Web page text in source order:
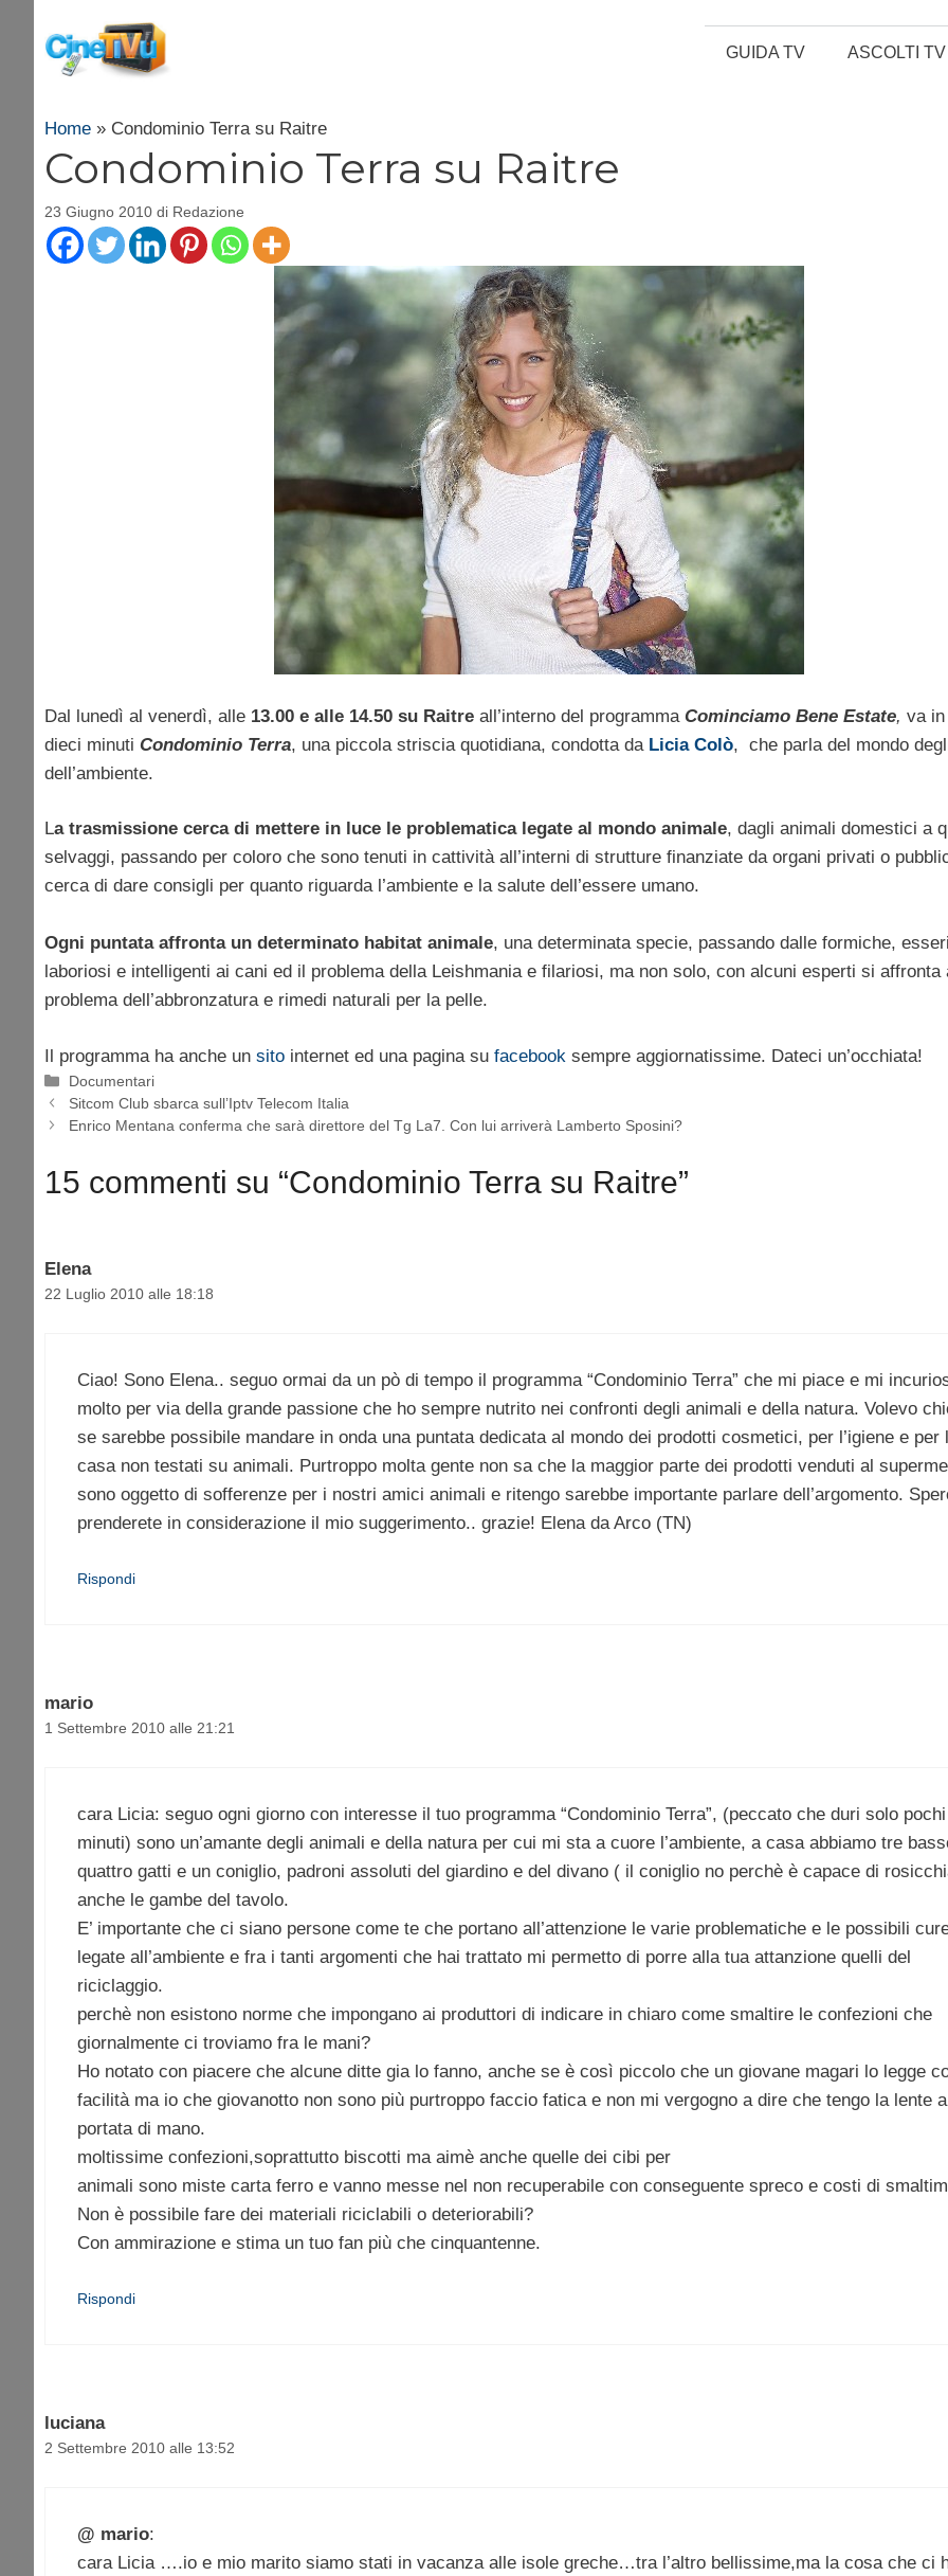
contenuto
GUIDA TV ASCOLTI TV
Home » Condominio Terra su Raitre
Condominio Terra su Raitre
23 Giugno 2010 di Redazione
Dal lunedì al venerdì, alle 13.00 e alle 14.50 su Raitre all’interno del programma Cominciamo Bene Estate, va
dieci minuti Condominio Terra, una piccola striscia quotidiana, condotta da Licia Colò, che parla del mondo
dell’ambiente.
La trasmissione cerca di mettere in luce le problematica legate al mondo animale, dagli animali domestici a
selvaggi, passando per coloro che sono tenuti in cattività all’interni di strutture finanziate da organi privati o
cerca di dare consigli per quanto riguarda l’ambiente e la salute dell’essere umano.
Ogni puntata affronta un determinato habitat animale, una determinata specie, passando dalle formiche,
laboriosi e intelligenti ai cani ed il problema della Leishmania e filariosi, ma non solo, con alcuni esperti si affronta
problema dell’abbronzatura e rimedi naturali per la pelle.
Il programma ha anche un sito internet ed una pagina su facebook sempre aggiornatissime. Dateci un’occhiata!
Categorie
Documentari
Sitcom Club sbarca sull’Iptv Telecom Italia
Enrico Mentana conferma che sarà direttore del Tg La7. Con lui arriverà Lamberto Sposini?
15 commenti su “Condominio Terra su Raitre”
Elena
22 Luglio 2010 alle 18:18
Ciao! Sono Elena.. seguo ormai da un pò di tempo il programma “Condominio Terra” che mi piace e mi
molto per via della grande passione che ho sempre nutrito nei confronti degli animali e della natura. Volevo
se sarebbe possibile mandare in onda una puntata dedicata al mondo dei prodotti cosmetici, per l’igiene e per
casa non testati su animali. Purtroppo molta gente non sa che la maggior parte dei prodotti venduti al
sono oggetto di sofferenze per i nostri amici animali e ritengo sarebbe importante parlare dell’argomento.
prenderete in considerazione il mio suggerimento.. grazie! Elena da Arco (TN)
Rispondi
mario
1 Settembre 2010 alle 21:21
cara Licia: seguo ogni giorno con interesse il tuo programma “Condominio Terra”, (peccato che duri solo pochi
minuti) sono un’amante degli animali e della natura per cui mi sta a cuore l’ambiente, a casa abbiamo tre
quattro gatti e un coniglio, padroni assoluti del giardino e del divano ( il coniglio no perchè è capace di
anche le gambe del tavolo.
E’ importante che ci siano persone come te che portano all’attenzione le varie problematiche e le possibili
legate all’ambiente e fra i tanti argomenti che hai trattato mi permetto di porre alla tua attanzione quelli del
riciclaggio.
perchè non esistono norme che impongano ai produttori di indicare in chiaro come smaltire le confezioni che
giornalmente ci troviamo fra le mani?
Ho notato con piacere che alcune ditte gia lo fanno, anche se è così piccolo che un giovane magari lo legge
facilità ma io che giovanotto non sono più purtroppo faccio fatica e non mi vergogno a dire che tengo la lente a
portata di mano.
moltissime confezioni,soprattutto biscotti ma aimè anche quelle dei cibi per
animali sono miste carta ferro e vanno messe nel non recuperabile con conseguente spreco e costi di
Non è possibile fare dei materiali riciclabili o deteriorabili?
Con ammirazione e stima un tuo fan più che cinquantenne.
Rispondi
luciana
2 Settembre 2010 alle 13:52
@ mario:
cara Licia ….io e mio marito siamo stati in vacanza alle isole greche…tra l’altro bellissime,ma la cosa che ci